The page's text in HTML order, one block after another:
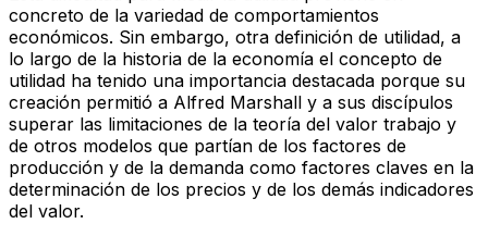
concreto de la variedad de comportamientos
económicos. Sin embargo, otra definición de utilidad, a
lo largo de la historia de la economía el concepto de
utilidad ha tenido una importancia destacada porque su
creación permitió a Alfred Marshall y a sus discípulos
superar las limitaciones de la teoría del valor trabajo y
de otros modelos que partían de los factores de
producción y de la demanda como factores claves en la
determinación de los precios y de los demás indicadores
del valor.